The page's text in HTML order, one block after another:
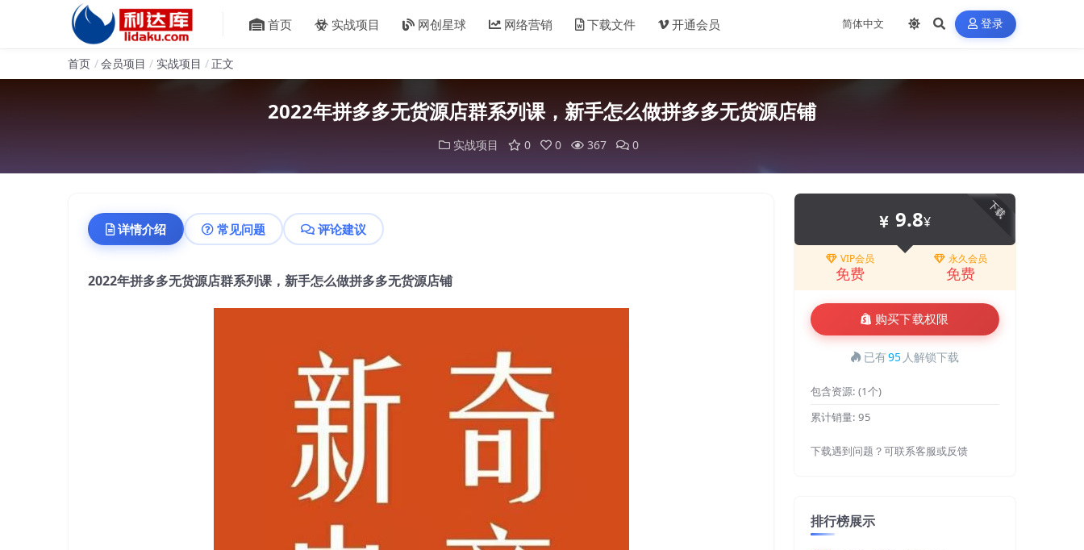
首页 实战项目 网创星球 网络营销 下载文件 开通会员 登录
首页 会员项目 实战项目 正文
2022年拼多多无货源店群系列课，新手怎么做拼多多无货源店铺
实战项目 0 0 367 0
详情介绍 常见问题 评论建议
2022年拼多多无货源店群系列课，新手怎么做拼多多无货源店铺
下载
9.8¥
VIP会员
免费
永久会员
免费
购买下载权限
已有95 人解锁下载
包含资源: (1个)
累计销量: 95
下载遇到问题？可联系客服或反馈
排行榜展示